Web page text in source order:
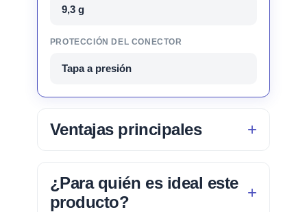
9,3 g
PROTECCIÓN DEL CONECTOR
Tapa a presión
Ventajas principales
¿Para quién es ideal este
producto?